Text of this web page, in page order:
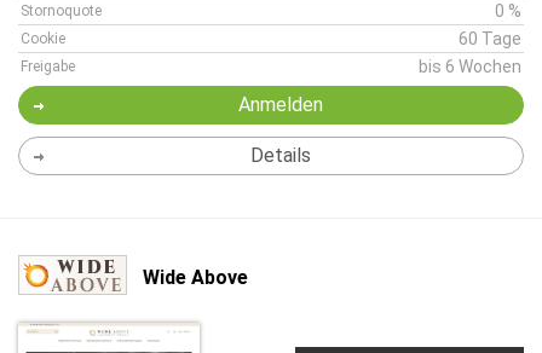
Stornoquote 0 %
Cookie 60 Tage
Freigabe bis 6 Wochen
Anmelden
Details
Wide Above